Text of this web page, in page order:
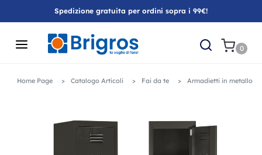
Spedizione gratuita per ordini sopra i 99€!
0
Home Page Catalogo Articoli Fai da te Armadietti in metallo